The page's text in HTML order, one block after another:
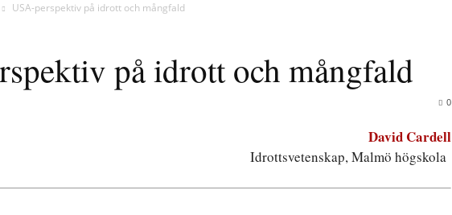
USA-perspektiv på idrott och mångfald
på idrott och mångfald
0
David Cardell
Idrottsvetenskap, Malmö högskola